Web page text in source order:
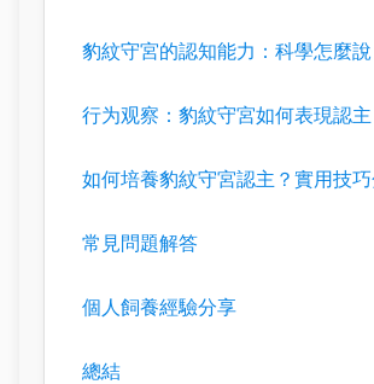
豹紋守宮的認知能力：科學怎麼說
行为观察：豹紋守宮如何表現認主
如何培養豹紋守宮認主？實用技
常見問題解答
個人飼養經驗分享
總結